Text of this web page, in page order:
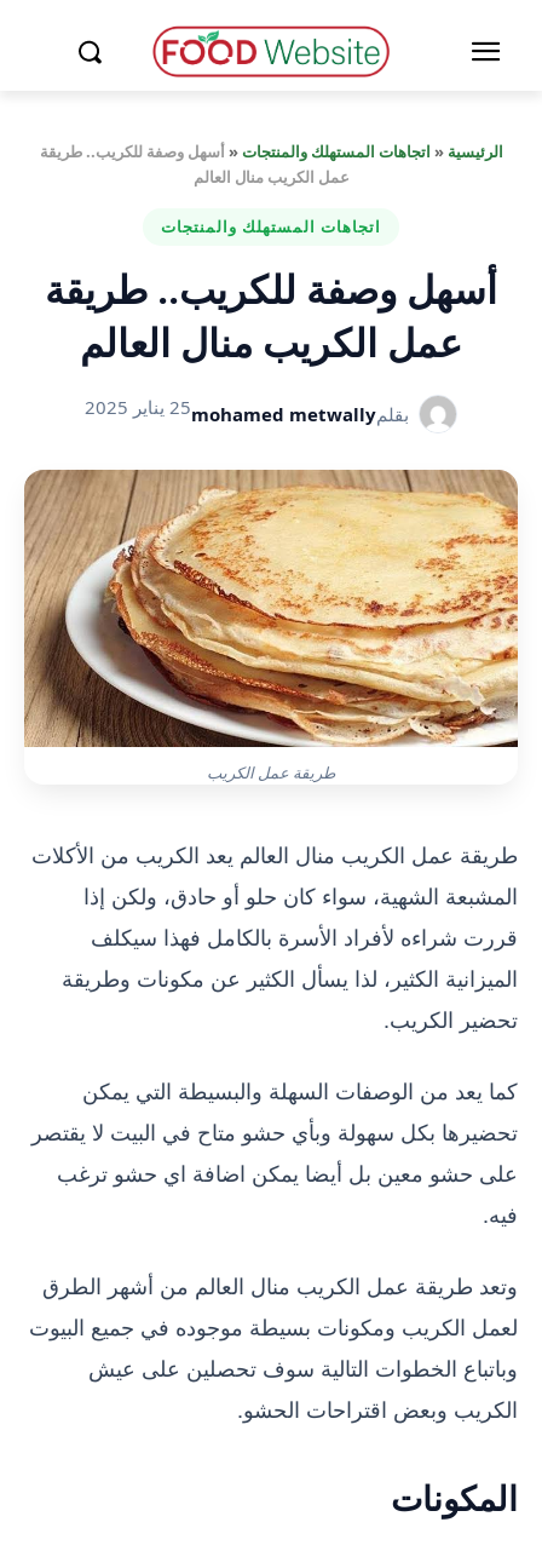
الرئيسية « اتجاهات المستهلك والمنتجات«أسهل وصفة للكريب.. طريقة
عمل الكريب منال العالم
اتجاهات المستهلك والمنتجات
أسهل وصفة للكريب.. طريقة
عمل الكريب منال العالم
بقلمmohamed metwally25 يناير 2025
طريقة عمل الكريب
طريقة عمل الكريب منال العالم يعد الكريب من الأكلات
المشبعة الشهية، سواء كان حلو أو حادق، ولكن إذا
قررت شراءه لأفراد الأسرة بالكامل فهذا سيكلف
الميزانية الكثير، لذا يسأل الكثير عن مكونات وطريقة
تحضير الكريب.
كما يعد من الوصفات السهلة والبسيطة التي يمكن
تحضيرها بكل سهولة وبأي حشو متاح في البيت لا يقتصر
على حشو معين بل أيضا يمكن اضافة اي حشو ترغب
فيه.
وتعد طريقة عمل الكريب منال العالم من أشهر الطرق
لعمل الكريب ومكونات بسيطة موجوده في جميع البيوت
وباتباع الخطوات التالية سوف تحصلين على عيش
الكريب وبعض اقتراحات الحشو.
المكونات